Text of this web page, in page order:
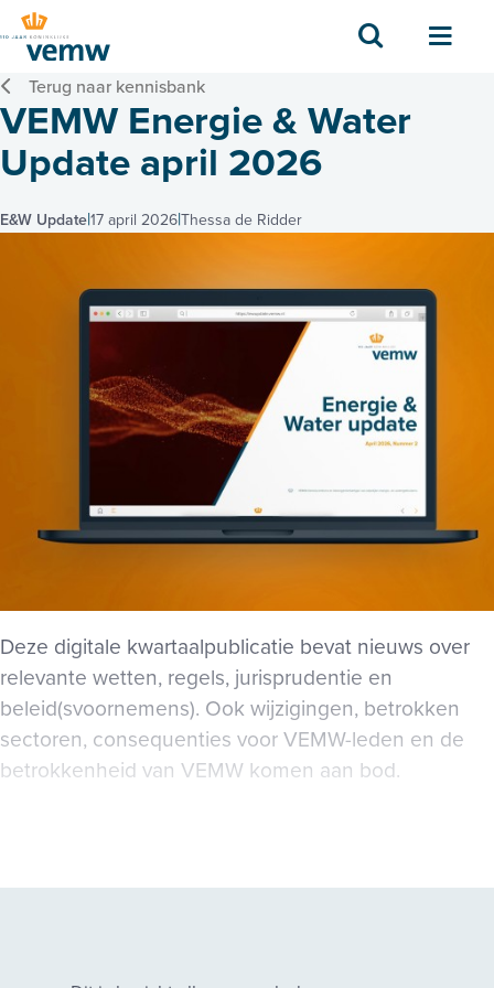
Zoek
Terug naar kennisbank
VEMW Energie & Water
Update april 2026
E&W Update17 april 2026Thessa de Ridder
Deze digitale kwartaalpublicatie bevat nieuws over
relevante wetten, regels, jurisprudentie en
beleid(svoornemens). Ook wijzigingen, betrokken
sectoren, consequenties voor VEMW-leden en de
betrokkenheid van VEMW komen aan bod.